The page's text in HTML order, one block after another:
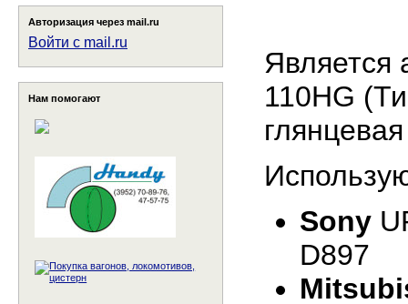
Авторизация через mail.ru
Войти с mail.ru
Нам помогают
Является
110HG
глянцевая
Sony
D897